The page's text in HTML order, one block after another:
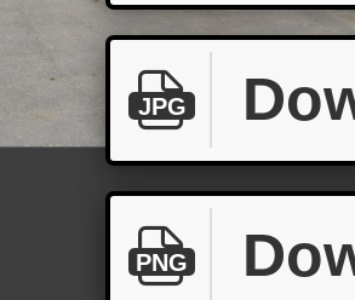
JPG
PNG